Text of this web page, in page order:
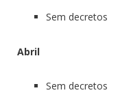
Sem decretos
Abril
Sem decretos